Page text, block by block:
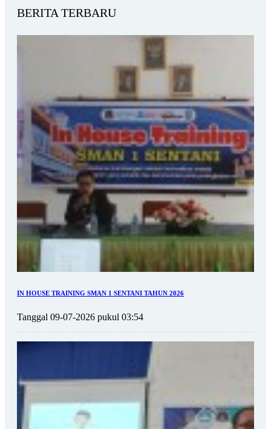
BERITA TERBARU
IN HOUSE TRAINING SMAN 1 SENTANI TAHUN 2026
Tanggal 09-07-2026 pukul 03:54